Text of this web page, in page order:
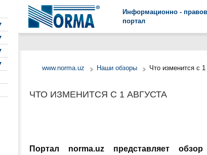
Информационно -
портал
www.norma.uz Наши обзоры Что изменится с 1
ЧТО ИЗМЕНИТСЯ С 1 АВГУСТА
Портал norma.uz представляет